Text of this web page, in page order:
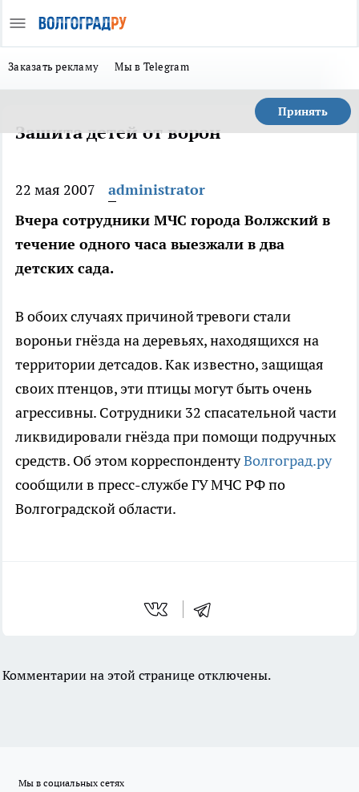
Заказать рекламу Мы в Telegram
Принять
Зашита детей от ворон
22 мая 2007
administrator
Вчера сотрудники МЧС города Волжский в
течение одного часа выезжали в два
детских сада.
В обоих случаях причиной тревоги стали
вороньи гнёзда на деревьях, находящихся на
территории детсадов. Как известно, защищая
своих птенцов, эти птицы могут быть очень
агрессивны. Сотрудники 32 спасательной части
ликвидировали гнёзда при помощи подручных
средств. Об этом корреспондентуВолгоград.ру
сообщили в пресс-службе ГУ МЧС РФ по
Волгоградской области.
Комментарии на этой странице отключены.
Мы в социальных сетях